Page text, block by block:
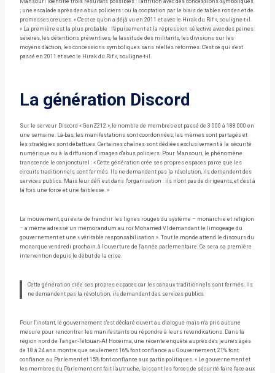
Mansouri identifie trois résultats possibles : l'attrition avec des concessions symboliques
; une escalade après des abus policiers ; ou la cooptation par le biais de tables rondes et de
promesses creuses. « C'est ce qu'on a déjà vu en 2011 et avec le Hirak du Rif », souligne-t-il.
« La première est la plus probable : l'épuisement et la répression sélective avec des peines
sévères, les détentions préventives, la lassitude des militants, les divisions sur les
moyens d'action, les concessions symboliques sans réelles réformes. C'est ce qui s'est
passé en 2011 et avec le Hirak du Rif », souligne-t-il.
La génération Discord
Sur le serveur Discord « GenZ212 », le nombre de membres est passé de 3 000 à 188 000 en
une semaine. Là-bas, les manifestations sont coordonnées, les mèmes sont partagés et
les stratégies sont débattues. Certaines chaînes sont dédiées exclusivement à la sécurité
numérique ou à la diffusion d'images d'abus policiers. Pour Mansouri, le phénomène
transcende le conjoncturel : « Cette génération crée ses propres espaces parce que les
circuits traditionnels sont fermés. Ils ne demandent pas la révolution, ils demandent des
services publics. Mais leur défi est dans l'organisation : ils n'ont pas de dirigeants, et c'est à
la fois une force et une faiblesse. »
Le mouvement, qui évite de franchir les lignes rouges du système – monarchie et religion
– a même adressé un mémorandum au roi Mohamed VI demandant le limogeage du
gouvernement et une « véritable responsabilisation ». Tout le monde attend le discours du
monarque vendredi prochain, à l'ouverture de l'année parlementaire. Ce sera sa première
intervention depuis le début de la crise.
Cette génération crée ses propres espaces car les canaux traditionnels sont fermés. Ils
ne demandent pas la révolution, ils demandent des services publics
Pour l'instant, le gouvernement s'est déclaré ouvert au dialogue mais n'a pris aucune
mesure pour rencontrer les manifestants ou répondre à leurs revendications. Dans la
région nord de Tanger-Tétouan-Al Hoceima, une récente enquête auprès des jeunes âgés
de 18 à 24 ans montre que seulement 16% font confiance au Gouvernement, 21% font
confiance au Parlement et 15% font confiance aux partis politiques. « Le gouvernement et
les membres du Parlement ont fait l'autruche, laissant les forces de sécurité faire face aux